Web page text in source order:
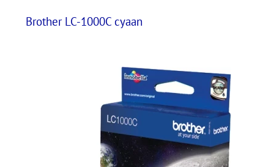
Brother LC-1000C cyaan